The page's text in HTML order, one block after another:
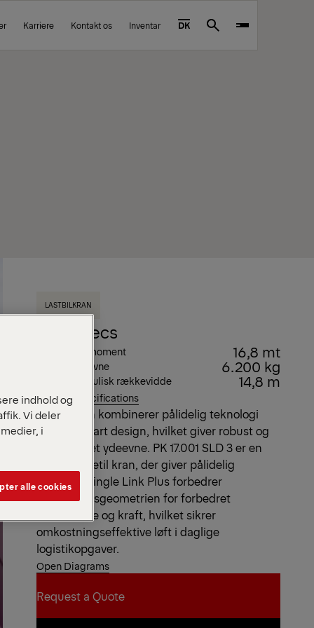
Karriere Kontakt os Inventar DK Search
LASTBILKRAN
Key Specs
Maks. løftemoment 16,8 mt
Maks. løfteevne 6.200 kg
Maks. hydraulisk rækkevidde 14,8 m
View all specifications
SLD-serien kombinerer pålidelig teknologi
med holdbart design, hvilket giver robust og
værdidrevet ydeevne. PK 17.001 SLD 3 er en
solid og ligetil kran, der giver pålidelig
ydeevne. Single Link Plus forbedrer
bevægelsesgeometrien for forbedret
rækkevidde og kraft, hvilket sikrer
omkostningseffektive løft i daglige
logistikopgaver.
Open Diagrams
Request a Quote
indhold og
Vi deler
i
alle cookies